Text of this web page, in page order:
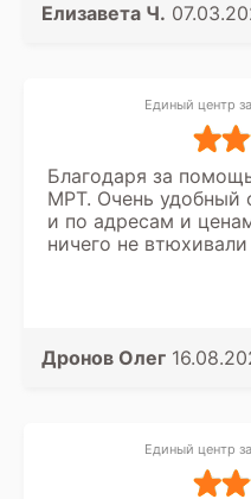
Елизавета Ч.
Единый центр
Благодаря за
МРТ. Очень удобный
и по адресам и
ничего не
Дронов Олег
Единый центр